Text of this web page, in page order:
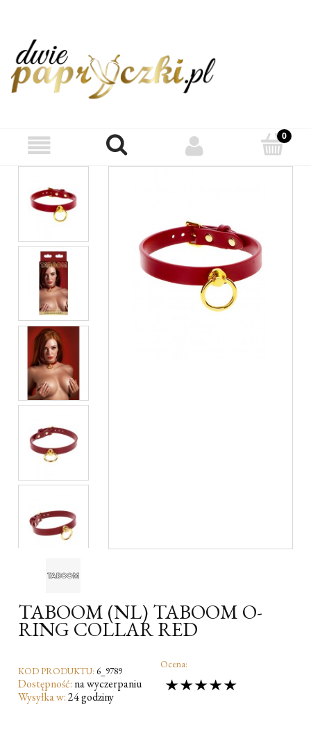
TABOOM (NL) TABOOM O-
RING COLLAR RED
KOD PRODUKTU: 6_9789
Dostępność: na wyczerpaniu
Wysyłka w:24 godziny
Ocena: